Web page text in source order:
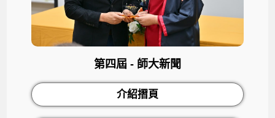
第四屆 - 師大新聞
介紹摺頁